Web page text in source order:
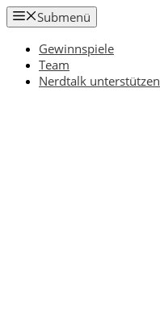
Zum
Inhalt
springen
Submenü
Gewinnspiele
Team
Nerdtalk unterstützen